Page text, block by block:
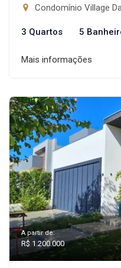
Condomínio Village
3 Quartos 5
Mais informações
A partir de:
R$ 1.200.000